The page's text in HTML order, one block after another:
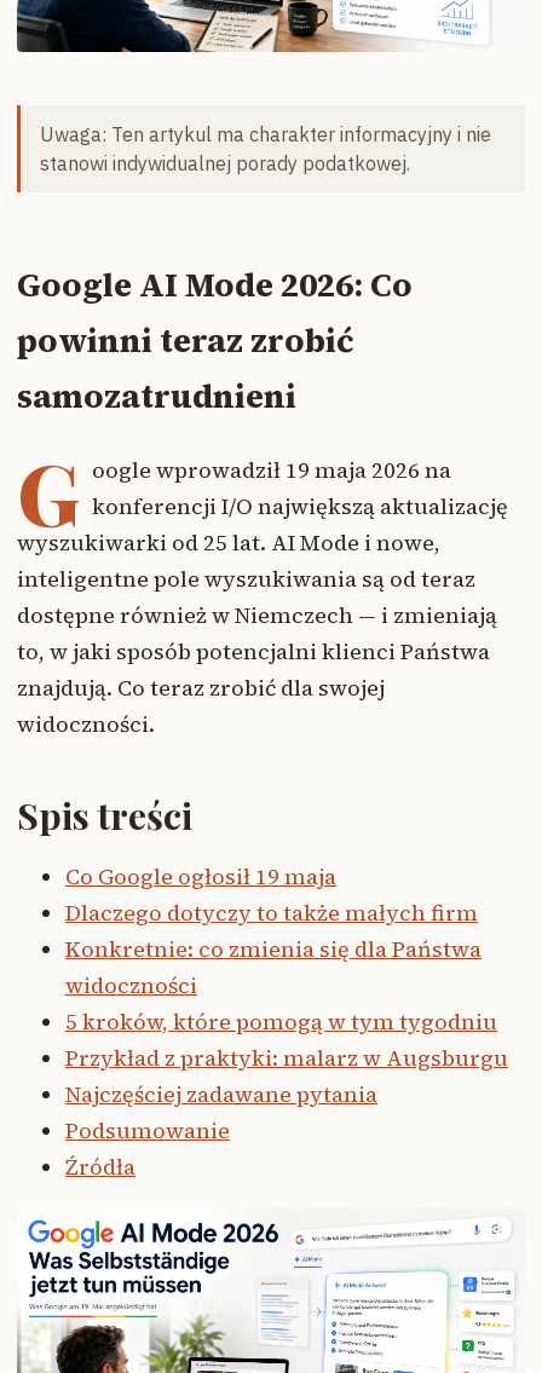
Uwaga: Ten artykul ma charakter informacyjny i nie
stanowi indywidualnej porady podatkowej.
Google AI Mode 2026: Co
powinni teraz zrobić
samozatrudnieni
G oogle wprowadził 19 maja 2026 na
konferencji I/O największą aktualizację
wyszukiwarki od 25 lat. AI Mode i nowe,
inteligentne pole wyszukiwania są od teraz
dostępne również w Niemczech — i zmieniają
to, w jaki sposób potencjalni klienci Państwa
znajdują. Co teraz zrobić dla swojej
widoczności.
Spis treści
Co Google ogłosił 19 maja
Dlaczego dotyczy to także małych firm
Konkretnie: co zmienia się dla Państwa
widoczności
5 kroków, które pomogą w tym tygodniu
Przykład z praktyki: malarz w Augsburgu
Najczęściej zadawane pytania
Podsumowanie
Źródła